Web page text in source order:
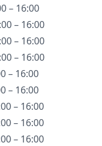
– 16:00
– 16:00
– 16:00
– 16:00
– 16:00
– 16:00
– 16:00
– 16:00
– 16:00